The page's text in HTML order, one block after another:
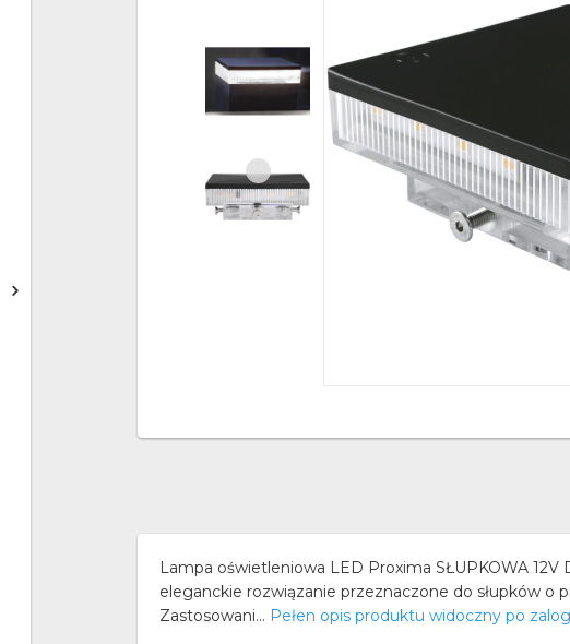
Lampa oświetleniowa LED Proxima SŁUPKOWA
eleganckie rozwiązanie przeznaczone do słupków
Zastosowani... Pełen opis produktu widoczny po